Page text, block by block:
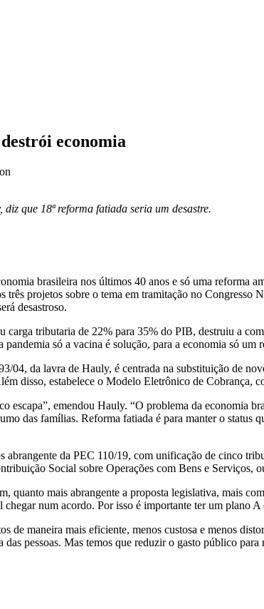
economia
que 18ª reforma fatiada seria um desastre.
brasileira nos últimos 40 anos e só uma reforma
projetos sobre o tema em tramitação no
desastroso.
tributaria de 22% para 35% do PIB, destruiu a
só a vacina é solução, para a economia só um
04, da lavra de Hauly, é centrada na substituição de
disso, estabelece o Modelo Eletrônico de Cobrança,
escapa”, emendou Hauly. “O problema da economia
das famílias. Reforma fatiada é para manter o
abrangente da PEC 110/19, com unificação de cinco
Social sobre Operações com Bens e Serviços,
quanto mais abrangente a proposta legislativa, mais
num acordo. Por isso é importante ter um plano
de maneira mais eficiente, menos custosa e menos
pessoas. Mas temos que reduzir o gasto público